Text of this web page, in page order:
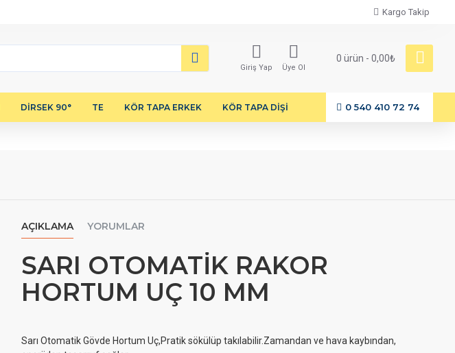
Kargo Takip
Giriş Yap Üye Ol
0 ürün - 0,00₺
DİRSEK 90° TE KÖR TAPA ERKEK KÖR TAPA DİŞİ 0 540 410 72 74
AÇIKLAMA YORUMLAR
SARI OTOMATİK RAKOR
HORTUM UÇ 10 MM
Sarı Otomatik Gövde Hortum Uç,Pratik sökülüp takılabilir.Zamandan ve hava kaybından,